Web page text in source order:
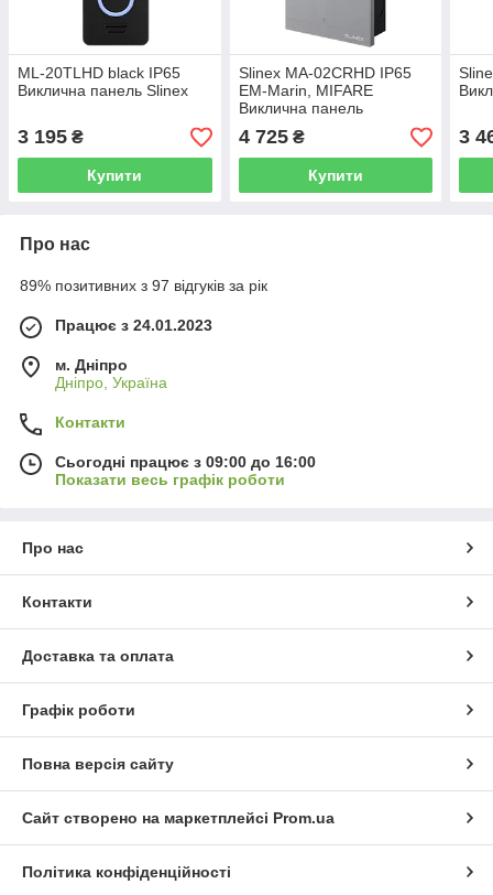
ML-20TLHD black IP65
Виклична панель Slinex
3 195 ₴
Купити
Slinex MA-02CRHD IP65
EM-Marin, MIFARE
Виклична панель
4 725₴
Купити
3
Про нас
89% позитивних з 97 відгуків за рік
Працює з 24.01.2023
м. Дніпро
Дніпро, Україна
Контакти
Сьогодні працює з 09:00 до 16:00
Показати весь графік роботи
Про нас
Контакти
Доставка та оплата
Графік роботи
Повна версія сайту
Сайт створено на маркетплейсі Prom.ua
Політика конфіденційності